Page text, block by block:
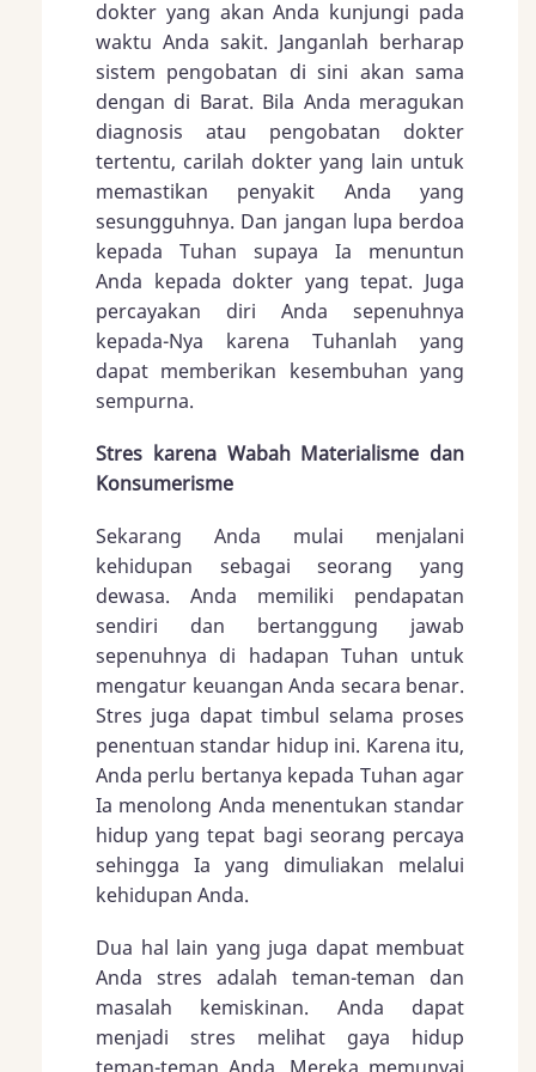
dokter yang akan Anda kunjungi pada
waktu Anda sakit. Janganlah berharap
sistem pengobatan di sini akan sama
dengan di Barat. Bila Anda meragukan
diagnosis atau pengobatan dokter
tertentu, carilah dokter yang lain untuk
memastikan penyakit Anda yang
sesungguhnya. Dan jangan lupa berdoa
kepada Tuhan supaya Ia menuntun
Anda kepada dokter yang tepat. Juga
percayakan diri Anda sepenuhnya
kepada-Nya karena Tuhanlah yang
dapat memberikan kesembuhan yang
sempurna.
Stres karena Wabah Materialisme dan
Konsumerisme
Sekarang Anda mulai menjalani
kehidupan sebagai seorang yang
dewasa. Anda memiliki pendapatan
sendiri dan bertanggung jawab
sepenuhnya di hadapan Tuhan untuk
mengatur keuangan Anda secara benar.
Stres juga dapat timbul selama proses
penentuan standar hidup ini. Karena itu,
Anda perlu bertanya kepada Tuhan agar
Ia menolong Anda menentukan standar
hidup yang tepat bagi seorang percaya
sehingga Ia yang dimuliakan melalui
kehidupan Anda.
Dua hal lain yang juga dapat membuat
Anda stres adalah teman-teman dan
masalah kemiskinan. Anda dapat
menjadi stres melihat gaya hidup